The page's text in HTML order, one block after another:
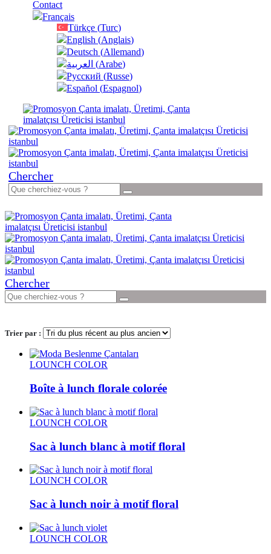
Contact
Français
Türkçe (Turc)
English (Anglais)
Deutsch (Allemand)
العربية (Arabe)
Русский (Russe)
Español (Espagnol)
Chercher
Chercher
Trier par :
LOUNCH COLOR
Boîte à lunch florale colorée
LOUNCH COLOR
Sac à lunch blanc à motif floral
LOUNCH COLOR
Sac à lunch noir à motif floral
LOUNCH COLOR